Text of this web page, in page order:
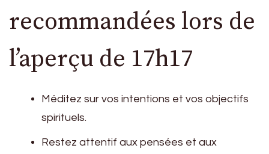
recommandées lors de
l’aperçu de 17h17
Méditez sur vos intentions et vos objectifs
spirituels.
Restez attentif aux pensées et aux